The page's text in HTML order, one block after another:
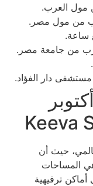
ساعة.
تصميم كمبوند كيفا 6 أكتوبر
صبور عالمي، حيث أن
المساحات
أماكن ترفيهية